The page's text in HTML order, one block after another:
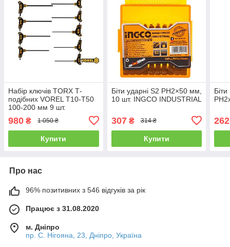
Набір ключів TORX Т-
подібних VOREL Т10-T50
100-200 мм 9 шт.
980 ₴ 1 050 ₴
Купити
Біти ударні S2 PH2×50 мм,
10 шт. INGCO INDUSTRIAL
307₴ 314 ₴
Купити
262
Про нас
96% позитивних з 546 відгуків за рік
Працює з 31.08.2020
м. Дніпро
пр. С. Нігояна, 23, Дніпро, Україна